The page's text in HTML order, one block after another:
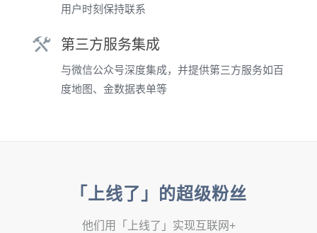
用户时刻保持联系
第三方服务集成
与微信公众号深度集成，并提供第三方服务如百
度地图、金数据表单等
「上线了」的超级粉丝
他们用「上线了」实现互联网+